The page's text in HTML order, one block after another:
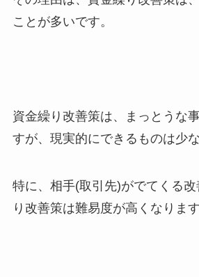
ことが多いです。
資金繰り改善策は、まっとうな
すが、現実的にできるものは少な
特に、相手(取引先)がでてくる
り改善策は難易度が高くなります